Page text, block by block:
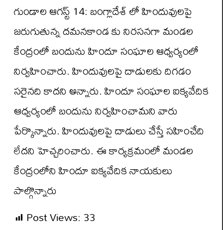
గుండాల ఆగస్ట్ 14: బంగ్లాదేశ్ లో హిందువులపై
జరుగుతున్న దమనకాండ కు నిరసనగా మండల
కేంద్రంలో బందును హిందూ సంఘాల ఆధ్వర్యంలో
నిర్వహించారు. హిందువులపై దాడులకు దిగడం
సరైనది కాదని అన్నారు. హిందూ సంఘాల ఐక్యవేదిక
ఆధ్వర్యంలో బందును నిర్వహించామని వారు
పేర్కొన్నారు. హిందువులపై దాడులు చేస్తే సహించేది
లేదని హెచ్చరించారు. ఈ కార్యక్రమంలో మండల
కేంద్రంలోని హిందూ ఐక్యవేదిక నాయకులు
పాల్గొన్నారు
Post Views: 33